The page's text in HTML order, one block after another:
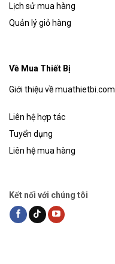
Lịch sử mua hàng
Quản lý giỏ hàng
Về Mua Thiết Bị
Giới thiệu về muathietbi.com
Liên hệ hợp tác
Tuyển dụng
Liên hệ mua hàng
Kết nối với chúng tôi